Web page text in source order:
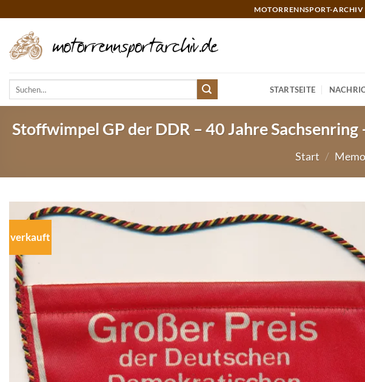
Inhalt
springen
MOTORRENNSPORT-
STARTSEITE
Stoffwimpel GP der DDR – 40 Jahre
Start /
verkauft